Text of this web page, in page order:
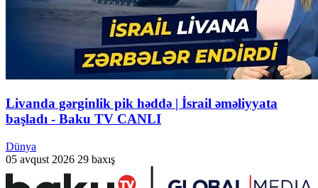
Livanda gərginlik pik həddə | İsrail əməliyyata
başladı - Baku TV CANLI
Dünya
05 avqust 2026 29 baxış